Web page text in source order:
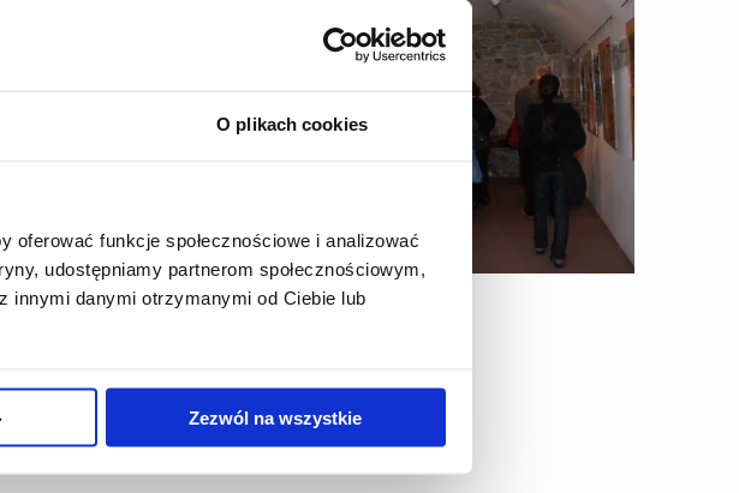
O plikach cookies
funkcje społecznościowe i analizować
udostępniamy partnerom społecznościowym,
innymi danymi otrzymanymi od Ciebie lub
Zezwól na wszystkie